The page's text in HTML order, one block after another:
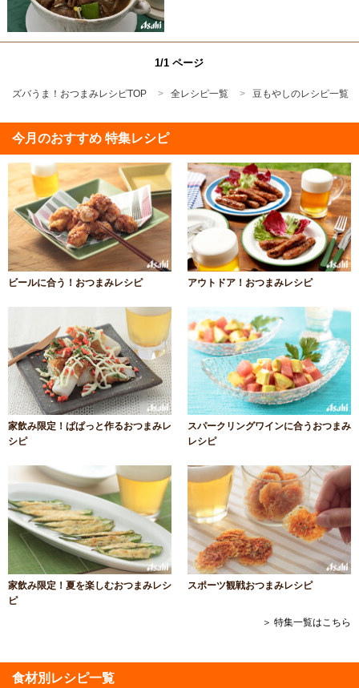
1/1 ページ
ズバうま！おつまみレシピTOP 全レシピ一覧 豆もやしのレシピ一覧
今月のおすすめ 特集レシピ
ビールに合う！おつまみレシピ アウトドア！おつまみレシピ
家飲み限定！ぱぱっと作るおつまみレ
シピ
スパークリングワインに合うおつまみ
レシピ
家飲み限定！夏を楽しむおつまみレシ
ピ
スポーツ観戦おつまみレシピ
＞ 特集一覧はこちら
食材別レシピ一覧